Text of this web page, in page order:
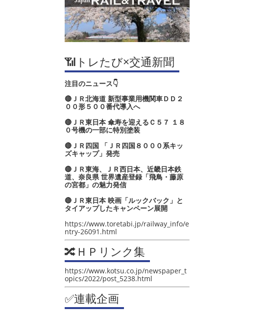
📶トレたび×交通新聞
注目のニュース👇
🔴ＪＲ北海道 新型事業用機関車ＤＤ２
００形５００番代導入へ
🔴ＪＲ東日本 傘寿を迎えるＣ５７ １８
０号機の一部に特別塗装
🔴ＪＲ四国 「ＪＲ四国８０００系キッ
ズキャップ」発売
🔴ＪＲ東海、ＪＲ西日本、近畿日本鉄
道、奈良県 世界遺産登録「飛鳥・藤原
の宮都」の魅力発信
🔴ＪＲ東日本 映画「ルックバック」と
タイアップしたキャンペーン展開
https://www.toretabi.jp/railway_info/e
ntry-26091.html
🔀ＨＰリンク集
https://www.kotsu.co.jp/newspaper_t
opics/2022/post_5238.html
✅連載企画